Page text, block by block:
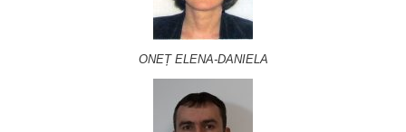
ONEȚ ELENA-DANIELA